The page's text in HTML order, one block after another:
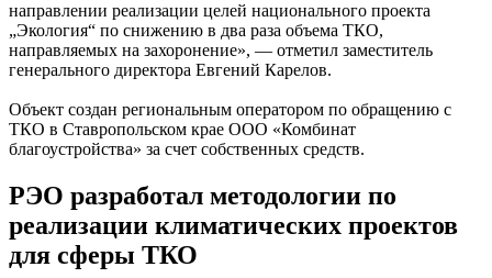
направлении реализации целей национального проекта
„Экология“ по снижению в два раза объема ТКО,
направляемых на захоронение», — отметил заместитель
генерального директора Евгений Карелов.
Объект создан региональным оператором по обращению с
ТКО в Ставропольском крае ООО «Комбинат
благоустройства» за счет собственных средств.
РЭО разработал методологии по
реализации климатических проектов
для сферы ТКО